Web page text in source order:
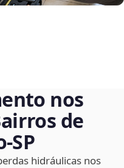
nos
de
hidráulicas nos